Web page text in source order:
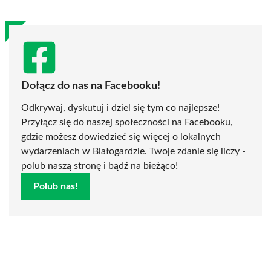
Dołącz do nas na Facebooku!
Odkrywaj, dyskutuj i dziel się tym co najlepsze!
Przyłącz się do naszej społeczności na Facebooku,
gdzie możesz dowiedzieć się więcej o lokalnych
wydarzeniach w Białogardzie. Twoje zdanie się liczy -
polub naszą stronę i bądź na bieżąco!
Polub nas!